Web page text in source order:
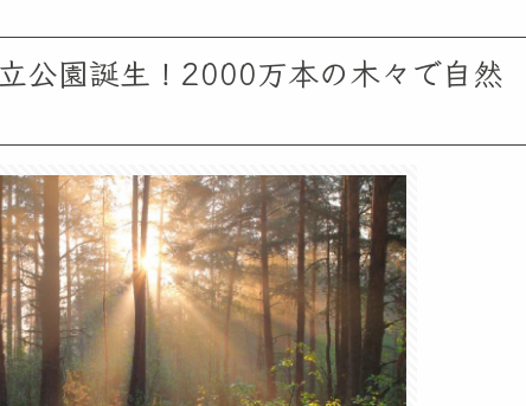
公園誕生！2000万本の木々で自然